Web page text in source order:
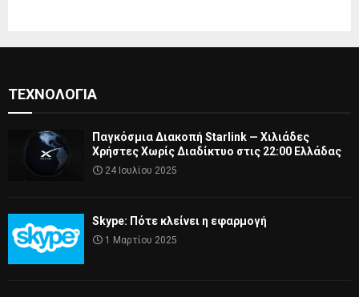
ΤΕΧΝΟΛΟΓΊΑ
Παγκόσμια Διακοπή Starlink — Χιλιάδες
Χρήστες Χωρίς Διαδίκτυο στις 22:00 Ελλάδας
24 Ιουλίου 2025
Skype: Πότε κλείνει η εφαρμογή
1 Μαρτίου 2025